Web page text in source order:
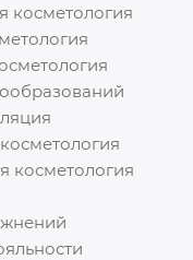
косметология
косметология